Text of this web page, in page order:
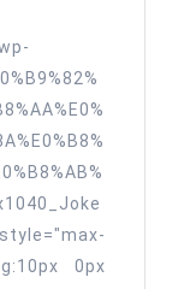
0px